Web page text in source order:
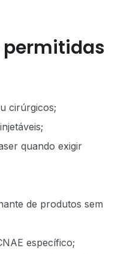
cirúrgicos;
quando exigir
de produtos sem
específico;